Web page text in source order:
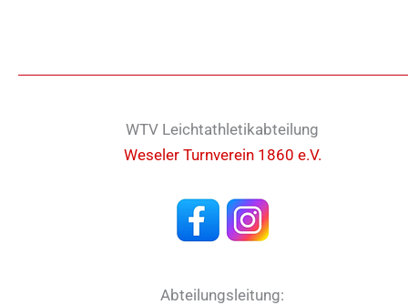
WTV Leichtathletikabteilung
Weseler Turnverein 1860 e.V.
Abteilungsleitung: